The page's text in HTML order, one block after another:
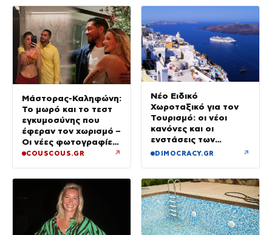
Μάστορας-Καληφώνη:
Το μωρό και το τεστ
εγκυμοσύνης που
έφεραν τον χωρισμό –
Οι νέες φωτογραφίες
από την Πάρο χωρίς
COUSCOUS.GR ↗
Νέο Ειδικό
Χωροταξικό για τον
Τουρισμό: οι νέοι
κανόνες και οι
ενστάσεις των
ξενοδόχων
DIMOCRACY.GR ↗